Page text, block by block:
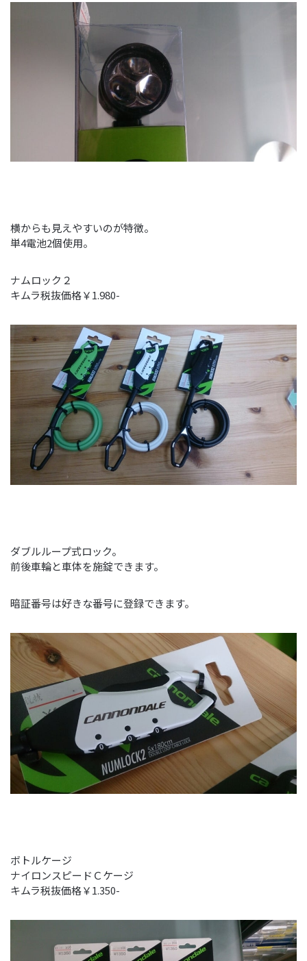
横からも見えやすいのが特徴。
単4電池2個使用。
ナムロック２
キムラ税抜価格￥1.980-
ダブルループ式ロック。
前後車輪と車体を施錠できます。
暗証番号は好きな番号に登録できます。
ボトルケージ
ナイロンスピードＣケージ
キムラ税抜価格￥1.350-